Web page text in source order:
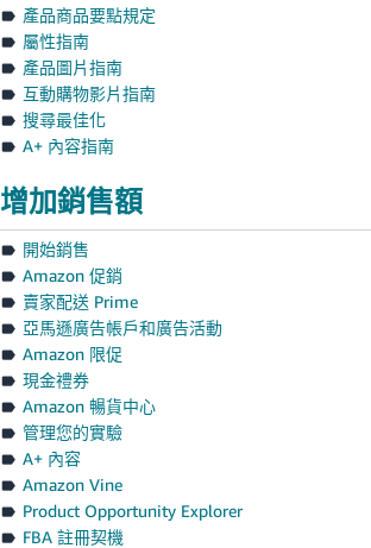
產品商品要點規定
屬性指南
產品圖片指南
互動購物影片指南
搜尋最佳化
A+ 內容指南
增加銷售額
開始銷售
Amazon 促銷
賣家配送 Prime
亞馬遜廣告帳戶和廣告活動
Amazon 限促
現金禮券
Amazon 暢貨中心
管理您的實驗
A+ 內容
Amazon Vine
Product Opportunity Explorer
FBA 註冊契機